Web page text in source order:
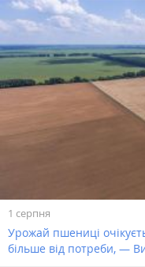
1 серпня
Урожай пшениці
більше від потреби, —